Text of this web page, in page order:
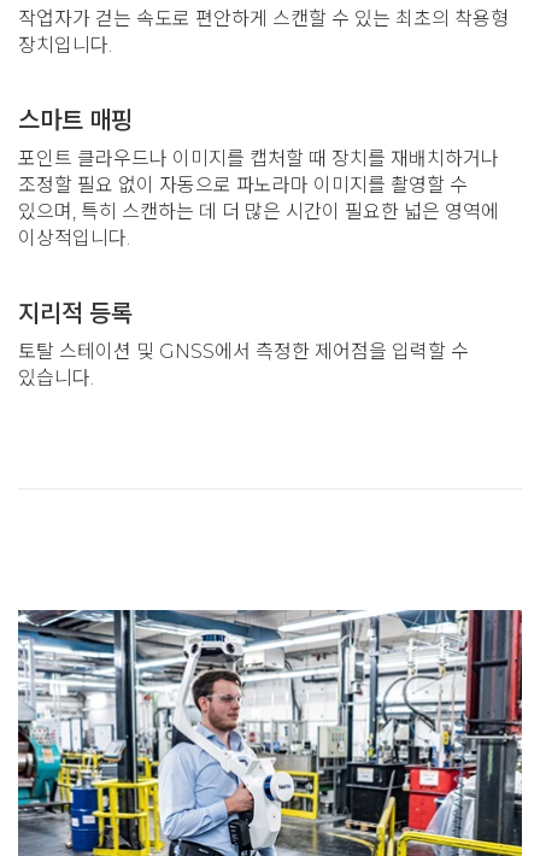
작업자가 걷는 속도로 편안하게 스캔할 수 있는 최초의 착용형
장치입니다.
스마트 매핑
포인트 클라우드나 이미지를 캡처할 때 장치를 재배치하거나
조정할 필요 없이 자동으로 파노라마 이미지를 촬영할 수
있으며, 특히 스캔하는 데 더 많은 시간이 필요한 넓은 영역에
이상적입니다.
지리적 등록
토탈 스테이션 및 GNSS에서 측정한 제어점을 입력할 수
있습니다.